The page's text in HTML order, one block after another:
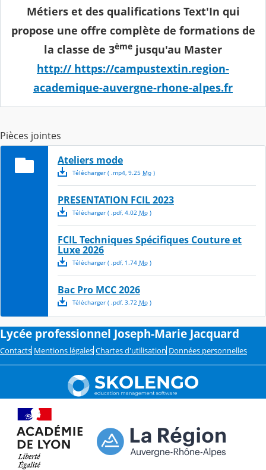
Métiers et des qualifications Text'In qui
propose une offre complète de formations de
la classe de 3ème jusqu'au Master
http:// https://campustextin.region-
academique-auvergne-rhone-alpes.fr
Pièces jointes
Ateliers mode
Télécharger( .mp4, 9.25 Mo)
PRESENTATION FCIL 2023
Télécharger( .pdf, 4.02 Mo)
FCIL Techniques Spécifiques Couture et
Luxe 2026
Télécharger( .pdf, 1.74 Mo)
Bac Pro MCC 2026
Télécharger( .pdf, 3.72 Mo)
Lycée professionnel Joseph-Marie Jacquard
Contacts Mentions légales Chartes d'utilisation Données personnelles